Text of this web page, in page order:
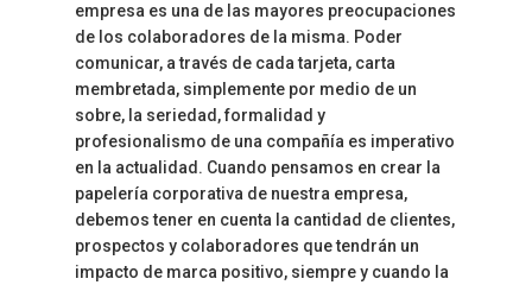
empresa es una de las mayores preocupaciones
de los colaboradores de la misma. Poder
comunicar, a través de cada tarjeta, carta
membretada, simplemente por medio de un
sobre, la seriedad, formalidad y
profesionalismo de una compañía es imperativo
en la actualidad. Cuando pensamos en crear la
papelería corporativa de nuestra empresa,
debemos tener en cuenta la cantidad de clientes,
prospectos y colaboradores que tendrán un
impacto de marca positivo, siempre y cuando la